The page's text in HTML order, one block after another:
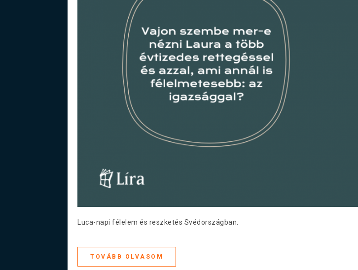
Luca-napi félelem és reszketés Svédországban.
TOVÁBB OLVASOM